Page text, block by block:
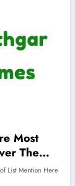
Most
The
List Mention Here